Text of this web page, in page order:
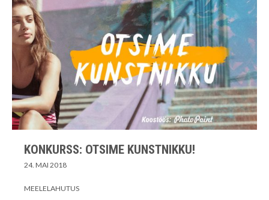
KONKURSS: OTSIME KUNSTNIKKU!
24. MAI 2018
MEELELAHUTUS